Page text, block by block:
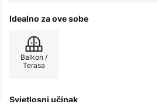
Idealno za ove sobe
Balkon /
Terasa
Svjetlosni učinak